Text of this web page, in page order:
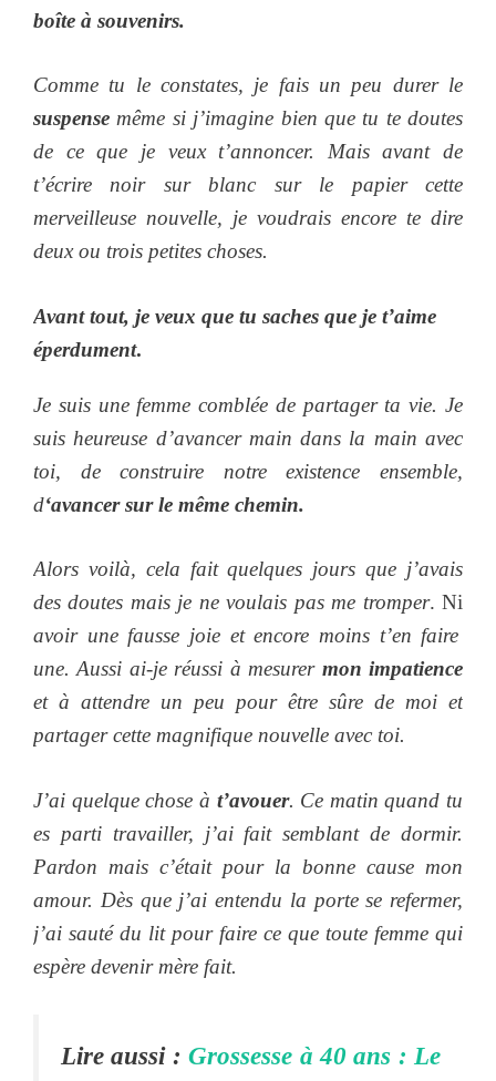
boîte à souvenirs.
Comme tu le constates, je fais un peu durer le
suspense même si j’imagine bien que tu te doutes
de ce que je veux t’annoncer. Mais avant de
t’écrire noir sur blanc sur le papier cette
merveilleuse nouvelle, je voudrais encore te dire
deux ou trois petites choses.
Avant tout, je veux que tu saches que je t’aime
éperdument.
Je suis une femme comblée de partager ta vie. Je
suis heureuse d’avancer main dans la main avec
toi, de construire notre existence ensemble,
d‘avancer sur le même chemin.
Alors voilà, cela fait quelques jours que j’avais
des doutes mais je ne voulais pas me tromper. Ni
avoir une fausse joie et encore moins t’en faire
une. Aussi ai-je réussi à mesurer mon impatience
et à attendre un peu pour être sûre de moi et
partager cette magnifique nouvelle avec toi.
J’ai quelque chose à t’avouer. Ce matin quand tu
es parti travailler, j’ai fait semblant de dormir.
Pardon mais c’était pour la bonne cause mon
amour. Dès que j’ai entendu la porte se refermer,
j’ai sauté du lit pour faire ce que toute femme qui
espère devenir mère fait.
Lire aussi :Grossesse à 40 ans : Le